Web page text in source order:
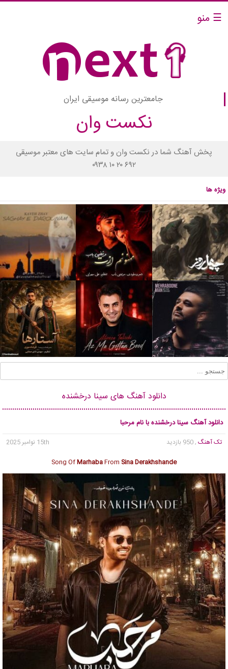
☰ منو
جامعترین رسانه موسیقی ایران
نکست وان
پخش آهنگ شما در نکست وان و تمام سایت های معتبر موسیقی
۰۹۳۸ ۱۰ ۲۰ ۶۹۲
ویژه ها
دانلود آهنگ های سینا درخشنده
دانلود آهنگ سینا درخشنده با نام مرحبا
تک آهنگ , 950 بازدید
15th نوامبر 2025
Song OfMarhabaFrom Sina Derakhshande